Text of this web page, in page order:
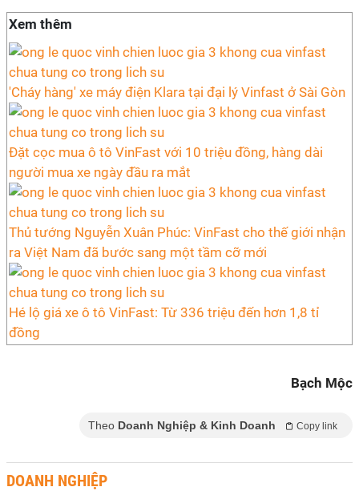
Xem thêm
'Cháy hàng' xe máy điện Klara tại đại lý Vinfast ở Sài Gòn
Đặt cọc mua ô tô VinFast với 10 triệu đồng, hàng dài
người mua xe ngày đầu ra mắt
Thủ tướng Nguyễn Xuân Phúc: VinFast cho thế giới nhận
ra Việt Nam đã bước sang một tầm cỡ mới
Hé lộ giá xe ô tô VinFast: Từ 336 triệu đến hơn 1,8 tỉ
đồng
Bạch Mộc
Theo Doanh Nghiệp & Kinh Doanh Copy link
DOANH NGHIỆP